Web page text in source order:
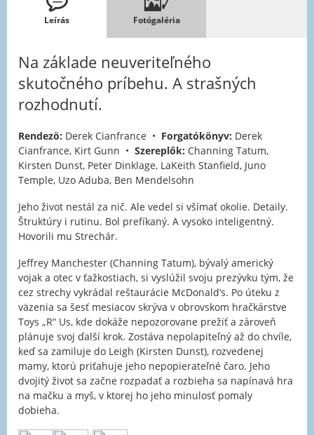
Leírás Fotógaléria
Na základe neuveriteľného
skutočného príbehu. A strašných
rozhodnutí.
Rendezö: Derek Cianfrance • Forgatókönyv: Derek
Cianfrance, Kirt Gunn • Szereplők: Channing Tatum,
Kirsten Dunst, Peter Dinklage, LaKeith Stanfield, Juno
Temple, Uzo Aduba, Ben Mendelsohn
Jeho život nestál za nič. Ale vedel si všímať okolie. Detaily.
Štruktúry i rutinu. Bol prefíkaný. A vysoko inteligentný.
Hovorili mu Strechár.
Jeffrey Manchester (Channing Tatum), bývalý americký
vojak a otec v ťažkostiach, si vyslúžil svoju prezývku tým, že
cez strechy vykrádal reštaurácie McDonald’s. Po úteku z
väzenia sa šesť mesiacov skrýva v obrovskom hračkárstve
Toys „R“ Us, kde dokáže nepozorovane prežiť a zároveň
plánuje svoj ďalší krok. Zostáva nepolapiteľný až do chvíle,
keď sa zamiluje do Leigh (Kirsten Dunst), rozvedenej
mamy, ktorú priťahuje jeho nepopierateľné čaro. Jeho
dvojitý život sa začne rozpadať a rozbieha sa napínavá hra
na mačku a myš, v ktorej ho jeho minulosť pomaly
dobieha.